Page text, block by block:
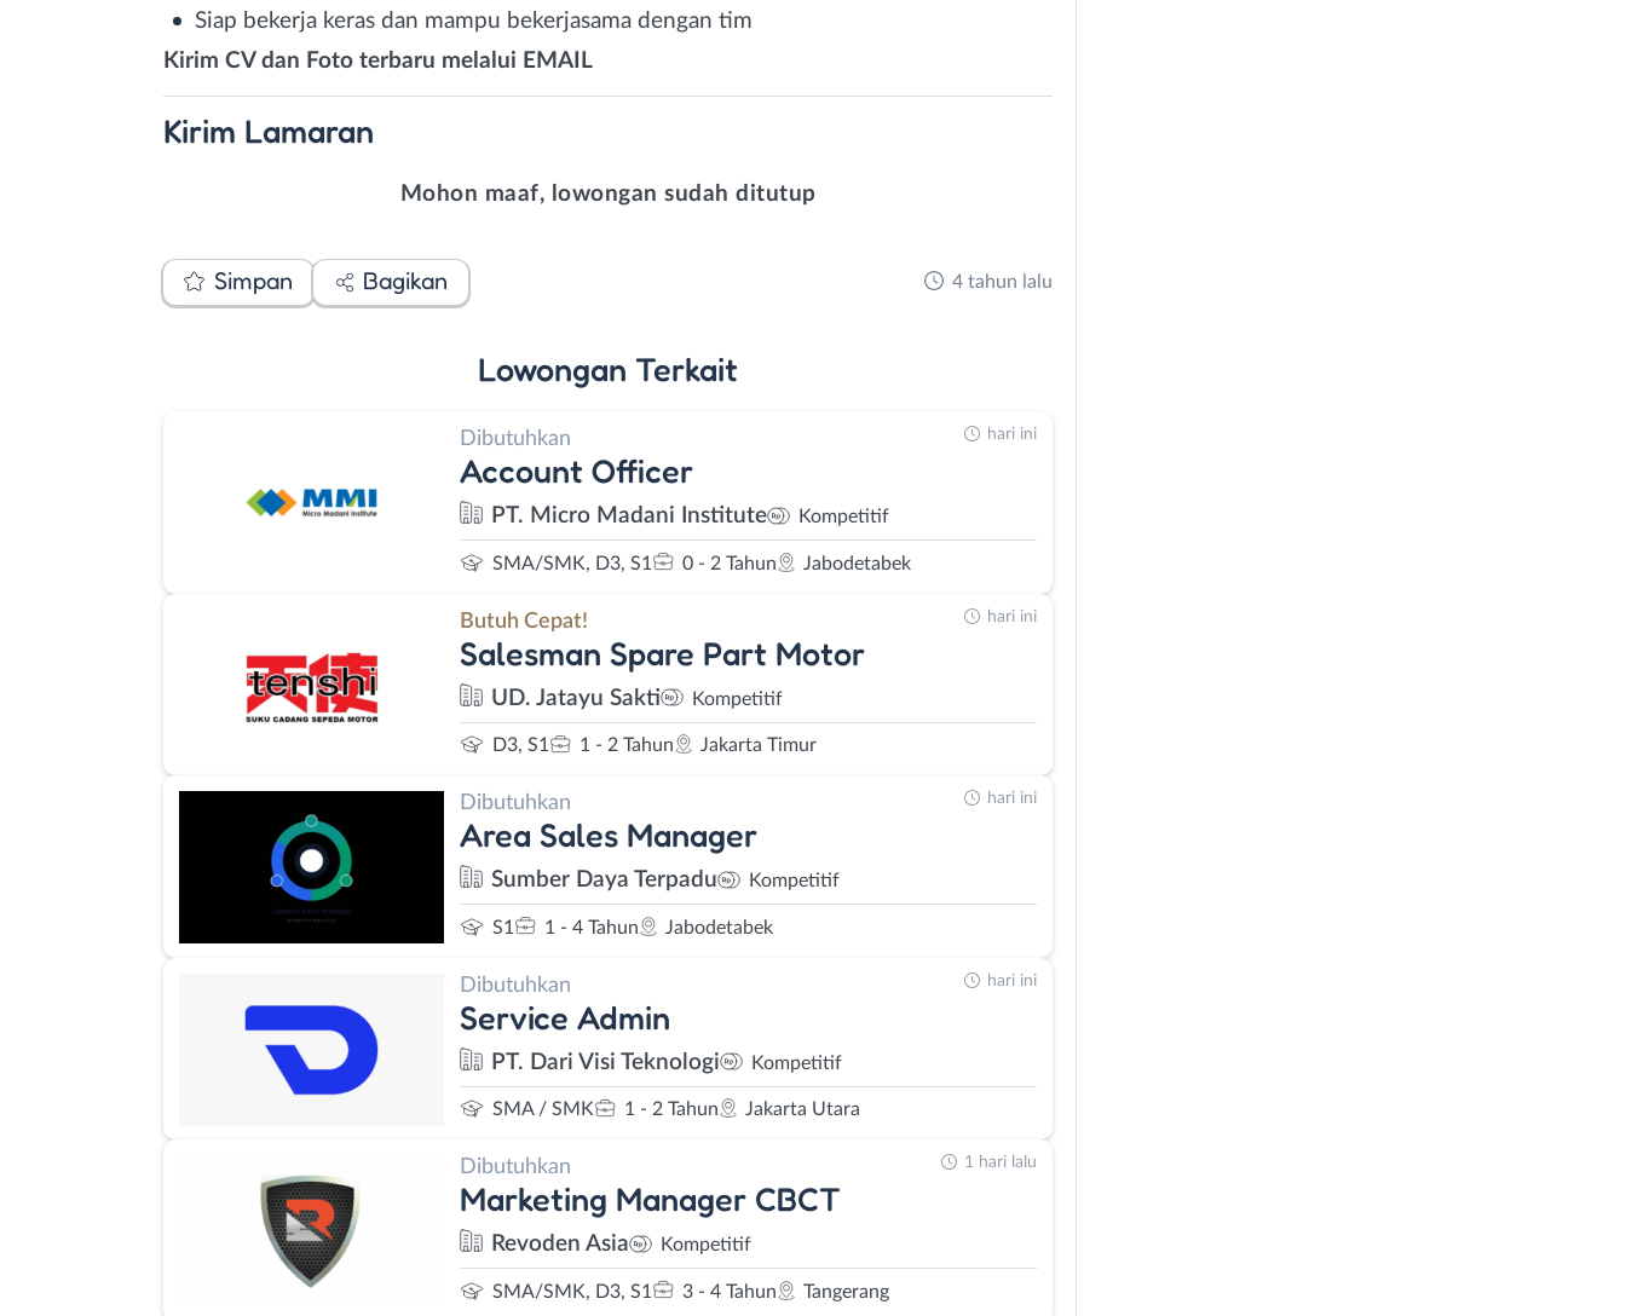
Siap bekerja keras dan mampu bekerjasama dengan tim
Kirim CV dan Foto terbaru melalui EMAIL
Kirim Lamaran
Mohon maaf, lowongan sudah ditutup
Simpan Bagikan 4 tahun lalu
Lowongan Terkait
Dibutuhkan
Account Officer
PT. Micro Madani Institute Kompetitif
SMA/SMK, D3, S1 0 - 2 Tahun Jabodetabek
hari ini
Butuh Cepat!
Salesman Spare Part Motor
UD. Jatayu Sakti Kompetitif
D3, S1 1 - 2 Tahun Jakarta Timur
hari ini
Dibutuhkan
Area Sales Manager
Sumber Daya Terpadu Kompetitif
S1 1 - 4 Tahun Jabodetabek
hari ini
Dibutuhkan
Service Admin
PT. Dari Visi Teknologi Kompetitif
SMA / SMK 1 - 2 Tahun Jakarta Utara
hari ini
Dibutuhkan
Marketing Manager CBCT
Revoden Asia Kompetitif
SMA/SMK, D3, S1 3 - 4 Tahun Tangerang
1 hari lalu